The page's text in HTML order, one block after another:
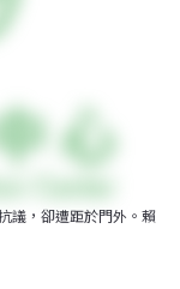
議，卻遭距於門外。賴